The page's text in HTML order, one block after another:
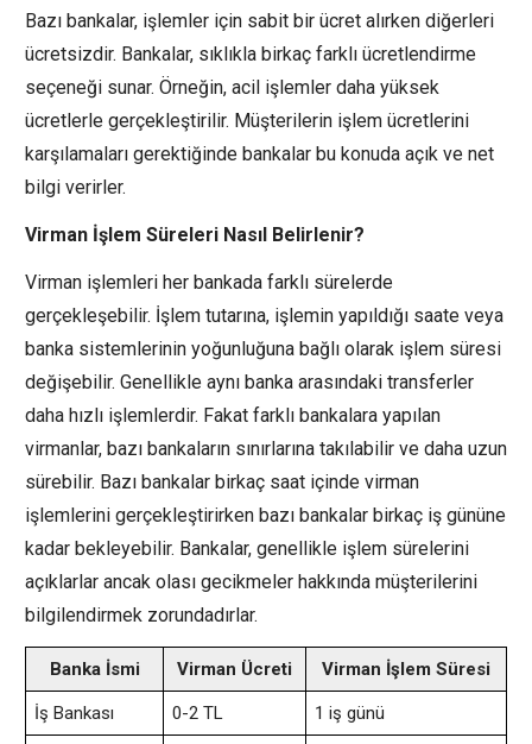
Bazı bankalar, işlemler için sabit bir ücret alırken diğerleri
ücretsizdir. Bankalar, sıklıkla birkaç farklı ücretlendirme
seçeneği sunar. Örneğin, acil işlemler daha yüksek
ücretlerle gerçekleştirilir. Müşterilerin işlem ücretlerini
karşılamaları gerektiğinde bankalar bu konuda açık ve net
bilgi verirler.
Virman İşlem Süreleri Nasıl Belirlenir?
Virman işlemleri her bankada farklı sürelerde
gerçekleşebilir. İşlem tutarına, işlemin yapıldığı saate veya
banka sistemlerinin yoğunluğuna bağlı olarak işlem süresi
değişebilir. Genellikle aynı banka arasındaki transferler
daha hızlı işlemlerdir. Fakat farklı bankalara yapılan
virmanlar, bazı bankaların sınırlarına takılabilir ve daha uzun
sürebilir. Bazı bankalar birkaç saat içinde virman
işlemlerini gerçekleştirirken bazı bankalar birkaç iş gününe
kadar bekleyebilir. Bankalar, genellikle işlem sürelerini
açıklarlar ancak olası gecikmeler hakkında müşterilerini
bilgilendirmek zorundadırlar.
Banka İsmi Virman Ücreti Virman İşlem Süresi
İş Bankası 0-2 TL 1 iş günü